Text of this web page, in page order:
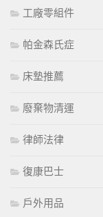
工廠零組件
帕金森氏症
床墊推薦
廢棄物清運
律師法律
復康巴士
戶外用品